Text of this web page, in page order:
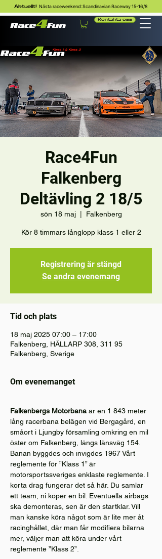
Aktuellt! Nästa raceweekend: Scandinavian Raceway 15-16/8
Kontakta oss
Race4Fun
Falkenberg
Deltävling 2 18/5
sön 18 maj
  |
Falkenberg
Kör 8 timmars långlopp klass 1 eller 2
Registrering är stängd
Se andra evenemang
Tid och plats
18 maj 2025 07:00 – 17:00
Falkenberg, HÄLLARP 308, 311 95
Falkenberg, Sverige
Om evenemanget
Falkenbergs Motorbana är en 1 843 meter
lång racerbana belägen vid Bergagård, en
småort i Ljungby församling omkring en mil
öster om Falkenberg, längs länsväg 154.
Banan byggdes och invigdes 1967 Vårt
reglemente för ”Klass 1” är
motorsportssveriges enklaste reglemente. I
korta drag fungerar det så här. Du samlar
ett team, ni köper en bil. Eventuella airbags
ska demonteras, sen är den startklar. Vill
man kanske köra något som är lite mer åt
racinghållet, där man får modifiera bilarna
mer, väljer man att köra under vårt
reglemente ”Klass 2”.